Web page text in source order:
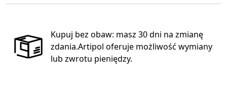
Kupuj bez obaw: masz 30 dni na zmianę
zdania.Artipol oferuje możliwość wymiany
lub zwrotu pieniędzy.